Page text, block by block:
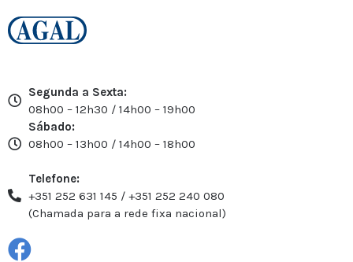
Segunda a Sexta:
08h00 – 12h30 / 14h00 – 19h00
Sábado:
08h00 – 13h00 / 14h00 – 18h00
Telefone:
+351 252 631 145 / +351 252 240 080
(Chamada para a rede fixa nacional)